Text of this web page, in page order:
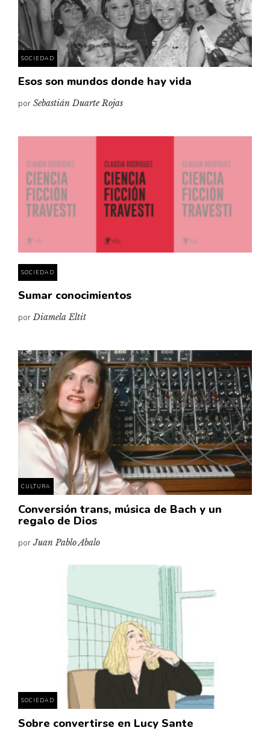
Pensamiento ilustrado
Personaje
Personajes secundarios
Política
Sociedad
Voces y lecturas
SOCIEDAD
Esos son mundos donde hay vida
por Sebastián Duarte Rojas
SOCIEDAD
Sumar conocimientos
porDiamela Eltit
CULTURA
Conversión trans, música de Bach y un
regalo de Dios
porJuan Pablo Abalo
SOCIEDAD
Sobre convertirse en Lucy Sante